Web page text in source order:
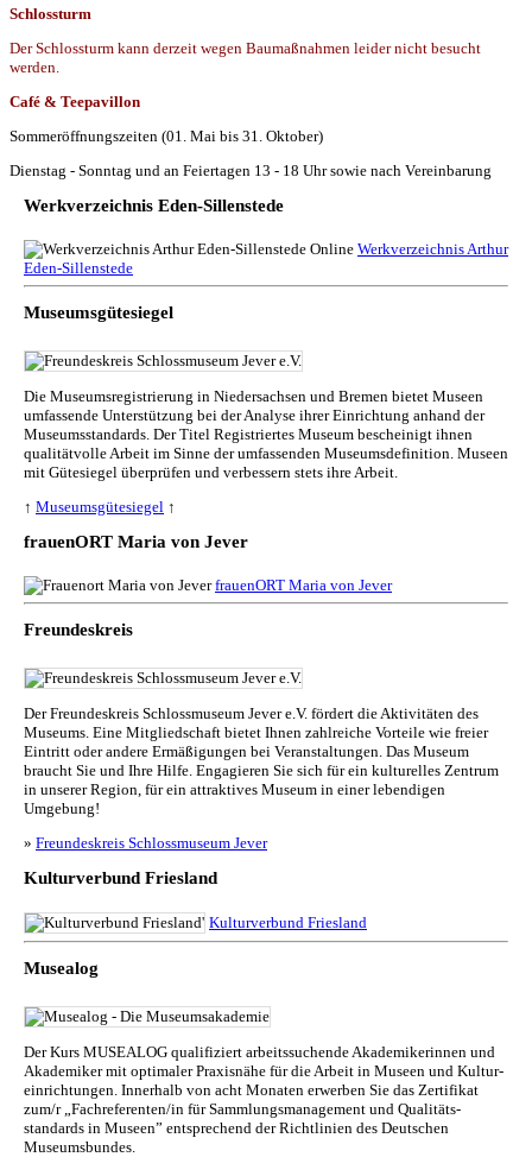
Schlossturm
Der Schlossturm kann derzeit wegen Baumaßnahmen leider nicht besucht
werden.
Café & Teepavillon
Sommeröffnungszeiten (01. Mai bis 31. Oktober)
Dienstag - Sonntag und an Feiertagen 13 - 18 Uhr sowie nach Vereinbarung
Werkverzeichnis Eden-Sillenstede
Werkverzeichnis Arthur
Eden-Sillenstede
Museumsgütesiegel
Die Museumsregistrierung in Niedersachsen und Bremen bietet Museen
umfassende Unterstützung bei der Analyse ihrer Einrichtung anhand der
Museumsstandards. Der Titel Registriertes Museum bescheinigt ihnen
qualitätvolle Arbeit im Sinne der umfassenden Museumsdefinition. Museen
mit Gütesiegel überprüfen und verbessern stets ihre Arbeit.
↑ Museumsgütesiegel ↑
frauenORT Maria von Jever
frauenORT Maria von Jever
Freundeskreis
Der Freundeskreis Schlossmuseum Jever e.V. fördert die Aktivitäten des
Museums. Eine Mitgliedschaft bietet Ihnen zahlreiche Vorteile wie freier
Eintritt oder andere Ermäßigungen bei Veranstaltungen. Das Museum
braucht Sie und Ihre Hilfe. Engagieren Sie sich für ein kulturelles Zentrum
in unserer Region, für ein attraktives Museum in einer lebendigen
Umgebung!
» Freundeskreis Schlossmuseum Jever
Kulturverbund Friesland
Kulturverbund Friesland
Musealog
Der Kurs MUSEALOG qualifiziert arbeitssuchende Akademikerinnen und
Akademiker mit optimaler Praxisnähe für die Arbeit in Museen und Kul­tur­
ein­rich­tun­gen. Innerhalb von acht Monaten erwerben Sie das Zertifikat
zum/r „Fachreferenten/in für Sammlungs­management und Qualitäts­
standards in Museen” entsprechend der Richtlinien des Deutschen
Museumsbundes.